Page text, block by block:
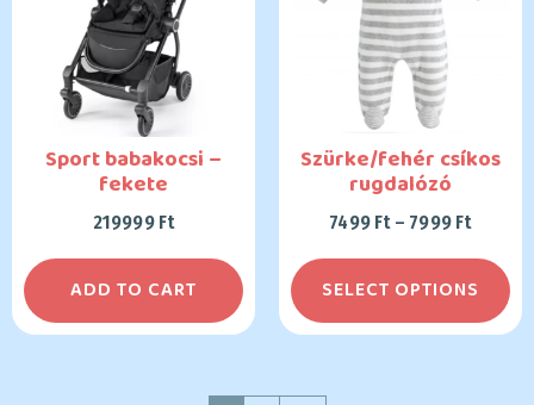
Sport babakocsi –
fekete
219999 Ft
ADD TO CART
Szürke/fehér csíkos
rugdalózó
7499 Ft– 7999 Ft
SELECT OPTIONS